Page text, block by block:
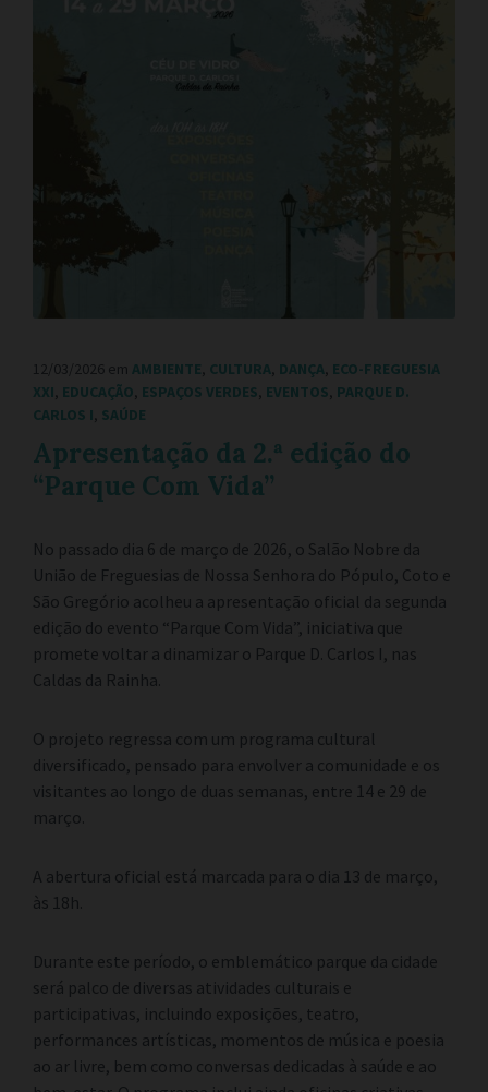
12/03/2026 em AMBIENTE, CULTURA, DANÇA, ECO-FREGUESIA
XXI, EDUCAÇÃO, ESPAÇOS VERDES, EVENTOS, PARQUE D.
CARLOS I, SAÚDE
Apresentação da 2.ª edição do
“Parque Com Vida”
No passado dia 6 de março de 2026, o Salão Nobre da
União de Freguesias de Nossa Senhora do Pópulo, Coto e
São Gregório acolheu a apresentação oficial da segunda
edição do evento “Parque Com Vida”, iniciativa que
promete voltar a dinamizar o Parque D. Carlos I, nas
Caldas da Rainha.
O projeto regressa com um programa cultural
diversificado, pensado para envolver a comunidade e os
visitantes ao longo de duas semanas, entre 14 e 29 de
março.
A abertura oficial está marcada para o dia 13 de março,
às 18h.
Durante este período, o emblemático parque da cidade
será palco de diversas atividades culturais e
participativas, incluindo exposições, teatro,
performances artísticas, momentos de música e poesia
ao ar livre, bem como conversas dedicadas à saúde e ao